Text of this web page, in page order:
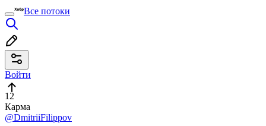
Все потоки
Войти
12
Карма
@DmitriiFilippov